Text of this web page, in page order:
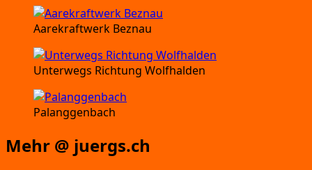
Aarekraftwerk Beznau
Unterwegs Richtung Wolfhalden
Palanggenbach
Mehr @ juergs.ch